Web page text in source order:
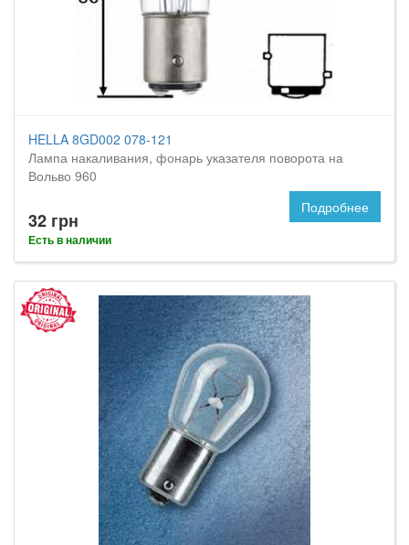
HELLA 8GD002 078-121
Лампа накаливания, фонарь указателя поворота на
Вольво 960
32 грн
Есть в наличии
Подробнее